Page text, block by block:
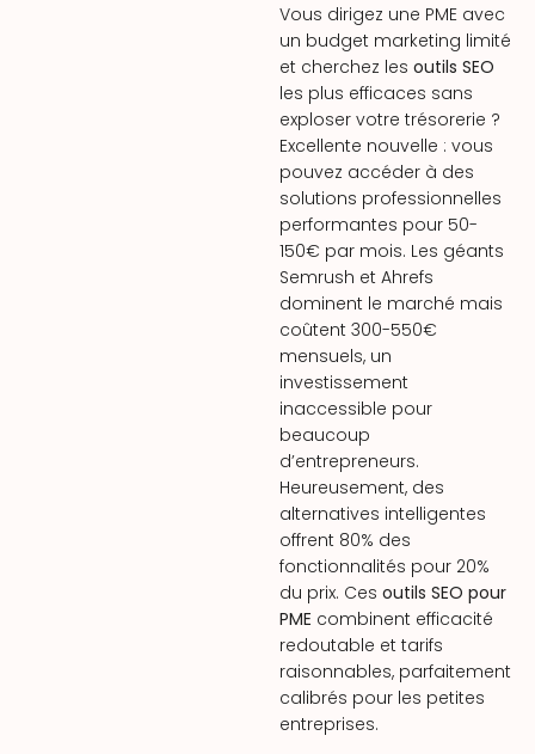
Vous dirigez une PME avec
un budget marketing limité
et cherchez les outils SEO
les plus efficaces sans
exploser votre trésorerie ?
Excellente nouvelle : vous
pouvez accéder à des
solutions professionnelles
performantes pour 50-
150€ par mois. Les géants
Semrush et Ahrefs
dominent le marché mais
coûtent 300-550€
mensuels, un
investissement
inaccessible pour
beaucoup
d’entrepreneurs.
Heureusement, des
alternatives intelligentes
offrent 80% des
fonctionnalités pour 20%
du prix. Ces outils SEO pour
PME combinent efficacité
redoutable et tarifs
raisonnables, parfaitement
calibrés pour les petites
entreprises.